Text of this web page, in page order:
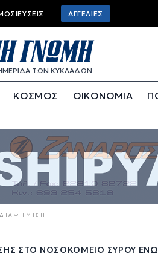
Top
bar
menu
ΑΓΓΕΛΊΕΣ
ΤΩΝ ΚΥΚΛΑΔΩΝ
ΚΟΣΜΟΣ ΟΙΚΟΝΟΜΙΑ
ΔΙΑΦΉΜΙΣΗ
ΣΤΟ ΝΟΣΟΚΟΜΕΊΟ ΣΎΡΟΥ ΕΝΏ